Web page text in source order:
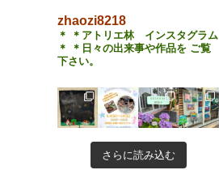
zhaozi8218
＊ ＊アトリエ林 インスタグラム
＊ ＊日々の出来事や作品を ご覧
下さい。
さらに読み込む